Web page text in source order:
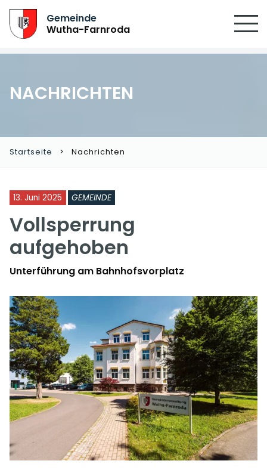
Gemeinde
Wutha-Farnroda
NACHRICHTEN
Startseite Nachrichten
13. Juni 2025 GEMEINDE
Vollsperrung
aufgehoben
Unterführung am Bahnhofsvorplatz